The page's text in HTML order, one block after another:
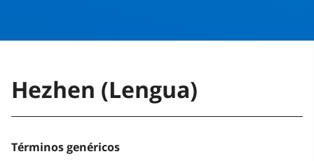
Hezhen (Lengua)
Términos genéricos